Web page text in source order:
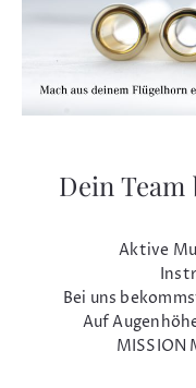
Dein
Aktive
Bei uns
Auf
MISSION